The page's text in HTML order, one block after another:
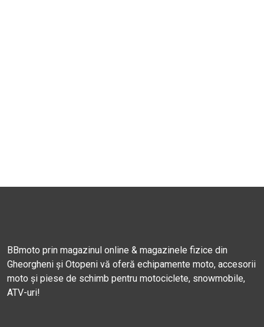
BBmoto prin magazinul online & magazinele fizice din
Gheorgheni și Otopeni vă oferă echipamente moto, accesorii
moto și piese de schimb pentru motociclete, snowmobile,
ATV-uri!